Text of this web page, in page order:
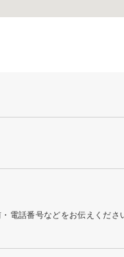
電話番号などをお伝えくださ